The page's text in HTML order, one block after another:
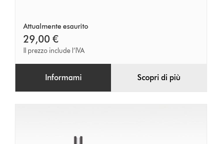
Attualmente esaurito
29,00 €
Il prezzo include l’IVA
Informami Scopri di più